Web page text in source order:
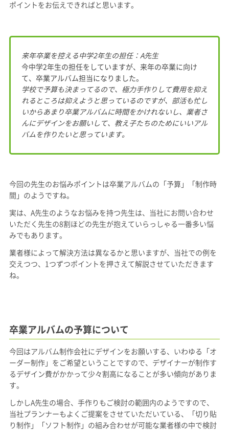
ポイントをお伝えできればと思います。
来年卒業を控える中学2年生の担任：A先生
今中学2年生の担任をしていますが、来年の卒業に向け
て、卒業アルバム担当になりました。
学校で予算も決まってるので、極力手作りして費用を抑え
れるところは抑えようと思っているのですが、部活も忙し
いからあまり卒業アルバムに時間をかけれないし、業者さ
んにデザインをお願いして、教え子たちのためにいいアル
バムを作りたいと思っています。
今回の先生のお悩みポイントは卒業アルバムの「予算」「制作時
間」のようですね。
実は、A先生のようなお悩みを持つ先生は、当社にお問い合わせ
いただく先生の8割ほどの先生が抱えていらっしゃる一番多い悩
みでもあります。
業者様によって解決方法は異なるかと思いますが、当社での例を
交えつつ、1つずつポイントを押さえて解説させていただきます
ね。
卒業アルバムの予算について
今回はアルバム制作会社にデザインをお願いする、いわゆる「オ
ーダー制作」をご希望ということですので、デザイナーが制作す
るデザイン費がかかって少々割高になることが多い傾向がありま
す。
しかしA先生の場合、手作りもご検討の範囲内のようですので、
当社プランナーもよくご提案をさせていただいている、「切り貼
り制作」「ソフト制作」の組み合わせが可能な業者様の中で検討